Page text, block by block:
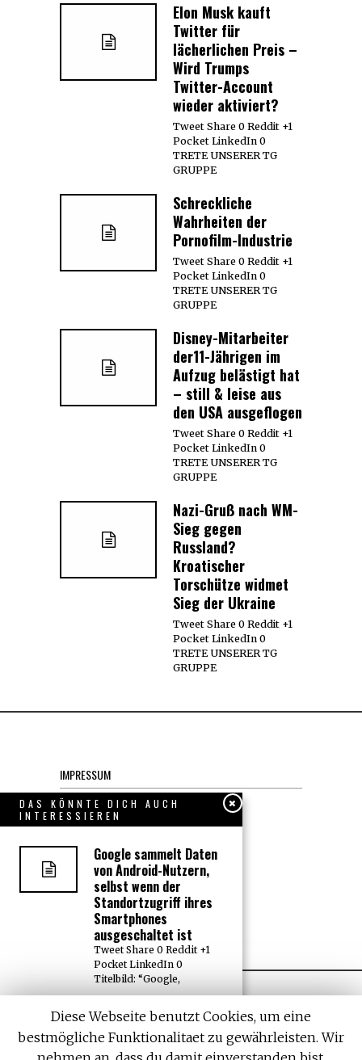
Elon Musk kauft
Twitter für
lächerlichen Preis –
Wird Trumps
Twitter-Account
wieder aktiviert?
Tweet Share 0 Reddit +1
Pocket LinkedIn 0
TRETE UNSERER TG
GRUPPE
Schreckliche
Wahrheiten der
Pornofilm-Industrie
Tweet Share 0 Reddit +1
Pocket LinkedIn 0
TRETE UNSERER TG
GRUPPE
Disney-Mitarbeiter
der11-Jährigen im
Aufzug belästigt hat
– still & leise aus
den USA ausgeflogen
Tweet Share 0 Reddit +1
Pocket LinkedIn 0
TRETE UNSERER TG
GRUPPE
Nazi-Gruß nach WM-
Sieg gegen
Russland?
Kroatischer
Torschütze widmet
Sieg der Ukraine
Tweet Share 0 Reddit +1
Pocket LinkedIn 0
TRETE UNSERER TG
GRUPPE
IMPRESSUM
Datenschutzerklärung
KONTAKT
Über uns, den “Wächter”
Diese Webseite benutzt Cookies, um eine
bestmögliche Funktionalitaet zu gewährleisten. Wir
DAS KÖNNTE DICH AUCH
INTERESSIEREN
Google sammelt Daten
von Android-Nutzern,
selbst wenn der
Standortzugriff ihres
Smartphones
ausgeschaltet ist
Tweet Share 0 Reddit +1
Pocket LinkedIn 0
Titelbild: “Google,
Israel: “Kein
Fehlverhalten” durch
Tötung eines beidseitig